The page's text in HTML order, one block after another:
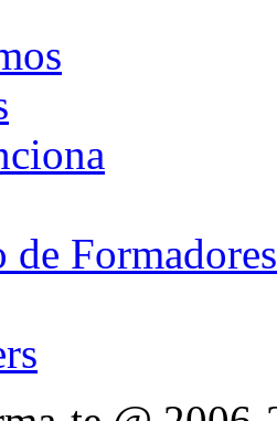
de Formadores